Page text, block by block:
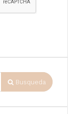
Busqueda